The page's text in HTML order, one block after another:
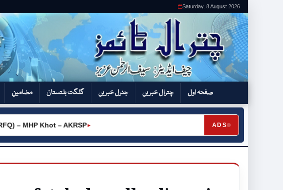
Saturday, 8 August 2026
صفحہ اول چترال خبریں جنرل خبریں گلگت بلتستان مضامین
ADS
►
– MHP Khot – AKRSP